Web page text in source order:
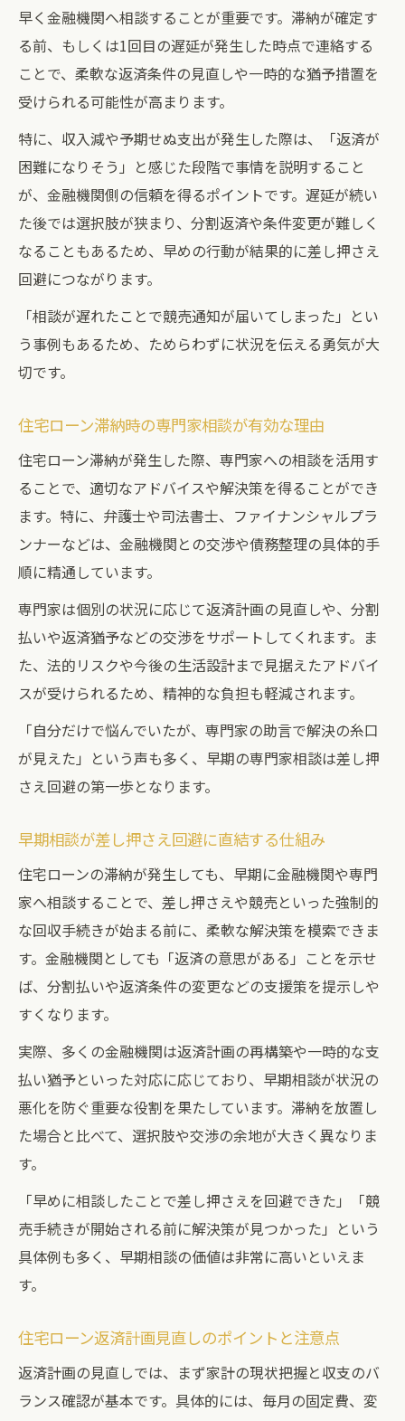
早く金融機関へ相談することが重要です。滞納が確定す
る前、もしくは1回目の遅延が発生した時点で連絡する
ことで、柔軟な返済条件の見直しや一時的な猶予措置を
受けられる可能性が高まります。
特に、収入減や予期せぬ支出が発生した際は、「返済が
困難になりそう」と感じた段階で事情を説明すること
が、金融機関側の信頼を得るポイントです。遅延が続い
た後では選択肢が狭まり、分割返済や条件変更が難しく
なることもあるため、早めの行動が結果的に差し押さえ
回避につながります。
「相談が遅れたことで競売通知が届いてしまった」とい
う事例もあるため、ためらわずに状況を伝える勇気が大
切です。
住宅ローン滞納時の専門家相談が有効な理由
住宅ローン滞納が発生した際、専門家への相談を活用す
ることで、適切なアドバイスや解決策を得ることができ
ます。特に、弁護士や司法書士、ファイナンシャルプラ
ンナーなどは、金融機関との交渉や債務整理の具体的手
順に精通しています。
専門家は個別の状況に応じて返済計画の見直しや、分割
払いや返済猶予などの交渉をサポートしてくれます。ま
た、法的リスクや今後の生活設計まで見据えたアドバイ
スが受けられるため、精神的な負担も軽減されます。
「自分だけで悩んでいたが、専門家の助言で解決の糸口
が見えた」という声も多く、早期の専門家相談は差し押
さえ回避の第一歩となります。
早期相談が差し押さえ回避に直結する仕組み
住宅ローンの滞納が発生しても、早期に金融機関や専門
家へ相談することで、差し押さえや競売といった強制的
な回収手続きが始まる前に、柔軟な解決策を模索できま
す。金融機関としても「返済の意思がある」ことを示せ
ば、分割払いや返済条件の変更などの支援策を提示しや
すくなります。
実際、多くの金融機関は返済計画の再構築や一時的な支
払い猶予といった対応に応じており、早期相談が状況の
悪化を防ぐ重要な役割を果たしています。滞納を放置し
た場合と比べて、選択肢や交渉の余地が大きく異なりま
す。
「早めに相談したことで差し押さえを回避できた」「競
売手続きが開始される前に解決策が見つかった」という
具体例も多く、早期相談の価値は非常に高いといえま
す。
住宅ローン返済計画見直しのポイントと注意点
返済計画の見直しでは、まず家計の現状把握と収支のバ
ランス確認が基本です。具体的には、毎月の固定費、変